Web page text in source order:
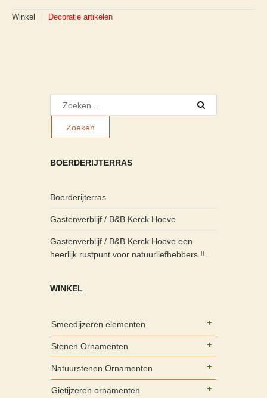
Winkel Decoratie artikelen
BOERDERIJTERRAS
Boerderijterras
Gastenverblijf / B&B Kerck Hoeve
Gastenverblijf / B&B Kerck Hoeve een
heerlijk rustpunt voor natuurliefhebbers !!.
WINKEL
Smeedijzeren elementen
Stenen Ornamenten
Natuurstenen Ornamenten
Gietijzeren ornamenten